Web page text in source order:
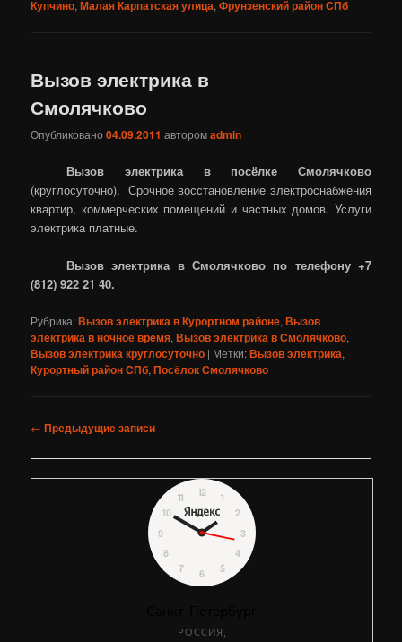
Купчино,Малая Карпатская улица,Фрунзенский район СПб
Вызов электрика в
Смолячково
Опубликовано04.09.2011 авторомadmin
Вызов электрика в посёлке Смолячково
(круглосуточно). Срочное восстановление электроснабжения
квартир, коммерческих помещений и частных домов. Услуги
электрика платные.
Вызов электрика в Смолячково по телефону +7
(812) 922 21 40.
Рубрика:Вызов электрика в Курортном районе,Вызов
электрика в ночное время,Вызов электрика в Смолячково,
Вызов электрика круглосуточно | Метки:Вызов электрика,
Курортный район СПб,Посёлок Смолячково
Навигация
записям
← Предыдущие записи